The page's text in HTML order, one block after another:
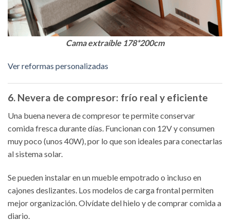
Cama extraíble 178*200cm
Ver reformas personalizadas
6. Nevera de compresor: frío real y eficiente
Una buena nevera de compresor te permite conservar
comida fresca durante días. Funcionan con 12V y consumen
muy poco (unos 40W), por lo que son ideales para conectarlas
al sistema solar.
Se pueden instalar en un mueble empotrado o incluso en
cajones deslizantes. Los modelos de carga frontal permiten
mejor organización. Olvídate del hielo y de comprar comida a
diario.